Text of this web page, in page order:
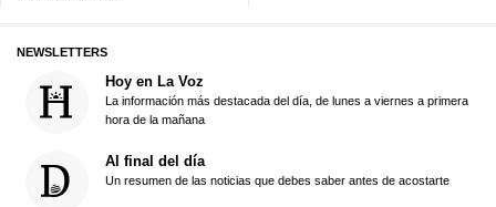
NEWSLETTERS
Hoy en La Voz
La información más destacada del día, de lunes a viernes a primera
hora de la mañana
Al final del día
Un resumen de las noticias que debes saber antes de acostarte